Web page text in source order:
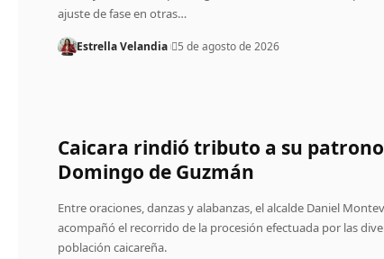
ajuste de fase en otras…
Estrella Velandia 5 de agosto de 2026
Caicara rindió tributo a su
Domingo de Guzmán
Entre oraciones, danzas y alabanzas, el alcalde Daniel
acompañó el recorrido de la procesión efectuada por las
población caicareña.